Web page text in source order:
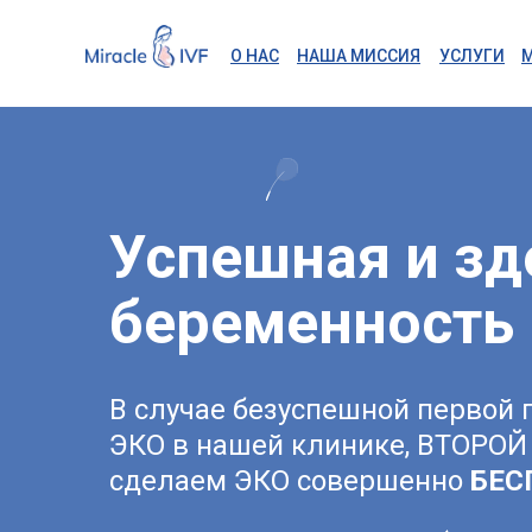
О НАС НАША МИССИЯ
О НАС
НАША МИССИЯ УСЛУГИ
Успешная и
беременность
В случае безуспешной первой
ЭКО в нашей клинике,
сделаем ЭКО совершенно